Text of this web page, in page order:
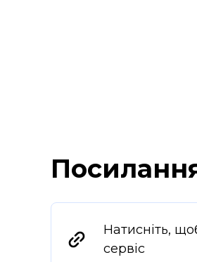
Натисніть,
сервіс